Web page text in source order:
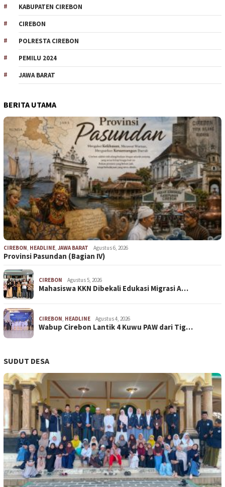
KABUPATEN CIREBON
CIREBON
POLRESTA CIREBON
PEMILU 2024
JAWA BARAT
BERITA UTAMA
CIREBON, HEADLINE, JAWA BARAT Agustus 6, 2026
Provinsi Pasundan (Bagian IV)
CIREBON Agustus 5, 2026
Mahasiswa KKN Dibekali Edukasi Migrasi A…
CIREBON, HEADLINE Agustus 4, 2026
Wabup Cirebon Lantik 4 Kuwu PAW dari Tig…
SUDUT DESA